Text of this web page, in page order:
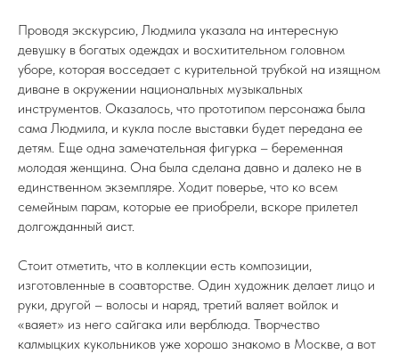
Проводя экскурсию, Людмила указала на интересную
девушку в богатых одеждах и восхитительном головном
уборе, которая восседает с курительной трубкой на изящном
диване в окружении национальных музыкальных
инструментов. Оказалось, что прототипом персонажа была
сама Людмила, и кукла после выставки будет передана ее
детям. Еще одна замечательная фигурка – беременная
молодая женщина. Она была сделана давно и далеко не в
единственном экземпляре. Ходит поверье, что ко всем
семейным парам, которые ее приобрели, вскоре прилетел
долгожданный аист.
Стоит отметить, что в коллекции есть композиции,
изготовленные в соавторстве. Один художник делает лицо и
руки, другой – волосы и наряд, третий валяет войлок и
«ваяет» из него сайгака или верблюда. Творчество
калмыцких кукольников уже хорошо знакомо в Москве, а вот